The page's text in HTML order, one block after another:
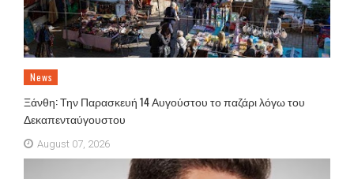
News
Ξάνθη: Την Παρασκευή 14 Αυγούστου το παζάρι λόγω του
Δεκαπενταύγουστου
August 07, 2026